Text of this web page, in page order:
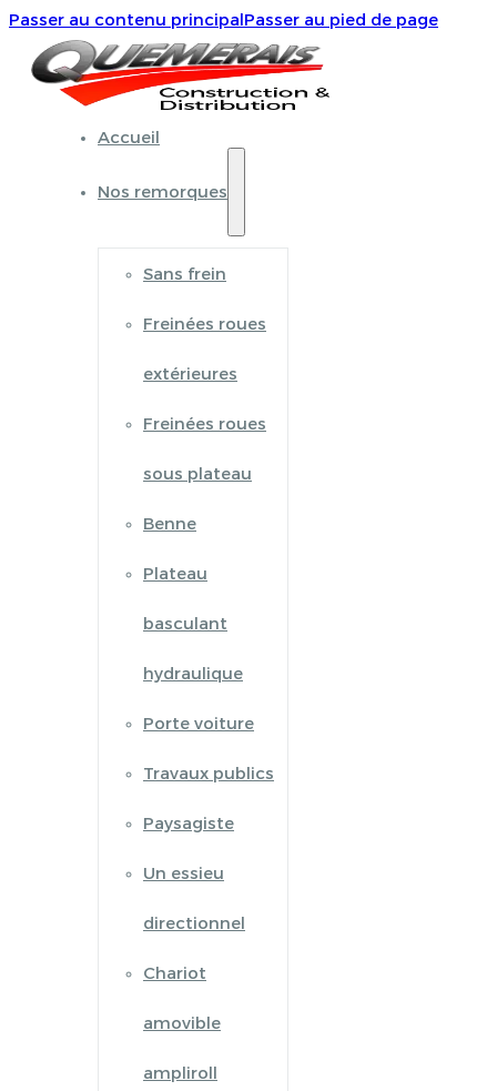
Passer au contenu principalPasser au pied de page
Accueil
Nos remorques
Sans frein
Freinées roues
extérieures
Freinées roues
sous plateau
Benne
Plateau
basculant
hydraulique
Porte voiture
Travaux publics
Paysagiste
Un essieu
directionnel
Chariot
amovible
ampliroll